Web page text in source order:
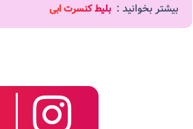
بیشتر بخوانید : بلیط کنسرت ابی